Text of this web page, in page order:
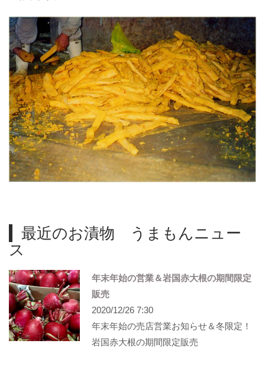
最近のお漬物 うまもんニュー
ス
年末年始の営業＆岩国赤大根の期間限定
販売
2020/12/26 7:30
年末年始の売店営業お知らせ＆冬限定！
岩国赤大根の期間限定販売